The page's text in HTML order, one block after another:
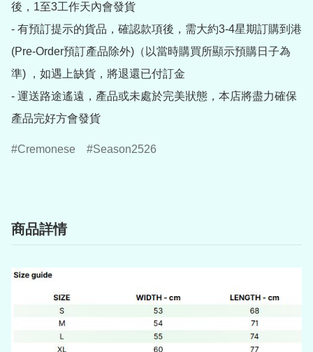
後，1至3工作天內會發貨
- 有預訂提示的貨品，確認款項後，需大約3-4星期訂購到港
(Pre-Order預訂產品除外)（以當時購買所顯示預購日子為
準) ，如遇上缺貨，將退還已付訂金
- 運送路途遙遠，產品或未處於完美狀態，本店將盡力確保
產品完好方會發貨
Cremonese Season2526
商品詳情